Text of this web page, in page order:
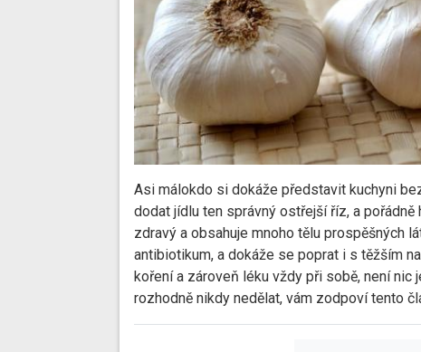
Asi málokdo si dokáže představit kuchyni
dodat jídlu ten správný ostřejší říz, a
zdravý a obsahuje mnoho tělu prospěšných
antibiotikum, a dokáže se poprat i s těžším
koření a zároveň léku vždy při sobě, není
rozhodně nikdy nedělat, vám zodpoví tento